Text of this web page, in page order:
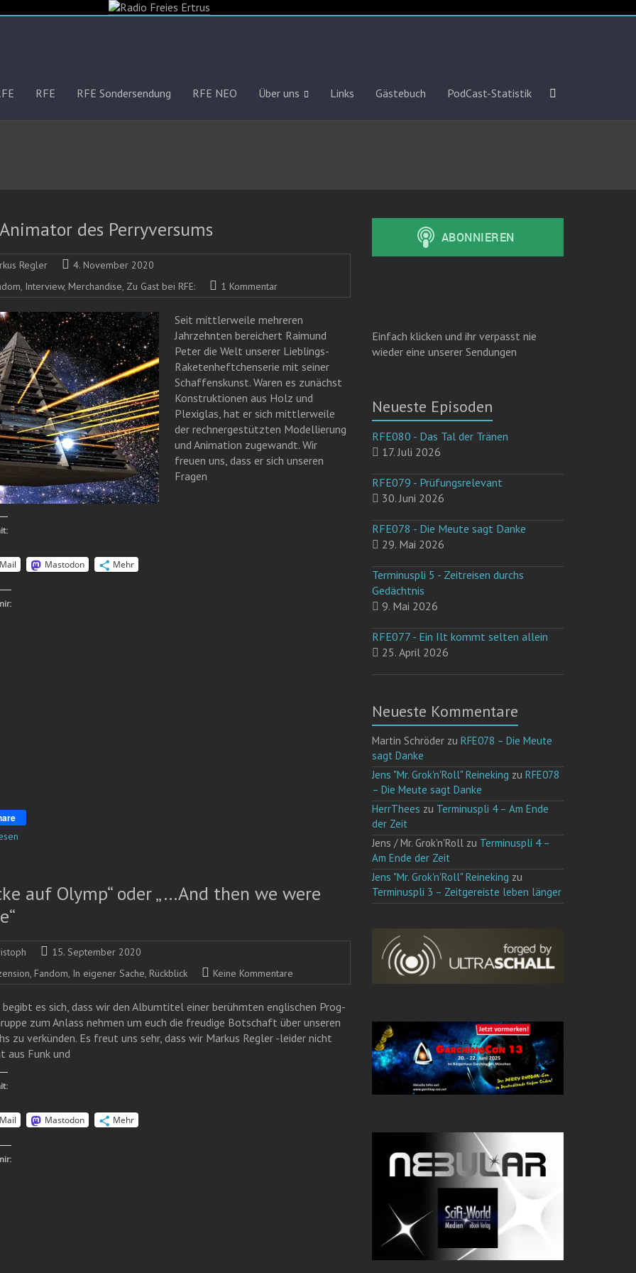
RFE RFE Sondersendung RFE NEO Über uns Links Gästebuch PodCast-Statistik
des Perryversums
Regler
4. November 2020
, Interview, Merchandise, Zu Gast bei RFE: 1 Kommentar
Seit mittlerweile mehreren
Jahrzehnten bereichert Raimund
Peter die Welt unserer Lieblings-
Raketenheftchenserie mit seiner
Schaffenskunst. Waren es zunächst
Konstruktionen aus Holz und
Plexiglas, hat er sich mittlerweile
der rechnergestützten Modellierung
und Animation zugewandt. Wir
freuen uns, dass er sich unseren
Fragen
Mastodon Mehr
auf Olymp“ oder „…And then we were
15. September 2020
, Fandom, In eigener Sache, Rückblick Keine Kommentare
begibt es sich, dass wir den Albumtitel einer berühmten englischen Prog-
zum Anlass nehmen um euch die freudige Botschaft über unseren
zu verkünden. Es freut uns sehr, dass wir Markus Regler -leider nicht
aus Funk und
Mastodon Mehr
Einfach klicken und ihr verpasst nie
wieder eine unserer Sendungen
Neueste Episoden
RFE080 - Das Tal der Tränen
17. Juli 2026
RFE079 - Prüfungsrelevant
30. Juni 2026
RFE078 - Die Meute sagt Danke
29. Mai 2026
Terminuspli 5 - Zeitreisen durchs
Gedächtnis
9. Mai 2026
RFE077 - Ein Ilt kommt selten allein
25. April 2026
Neueste Kommentare
Martin Schröder zuRFE078 – Die Meute
sagt Danke
Jens "Mr. Grok'n'Roll" Reineking zuRFE078
– Die Meute sagt Danke
HerrThees zu Terminuspli 4 – Am Ende
der Zeit
Jens / Mr. Grok'n'Roll zu Terminuspli 4 –
Am Ende der Zeit
Jens "Mr. Grok'n'Roll" Reineking zu
Terminuspli 3 – Zeitgereiste leben länger